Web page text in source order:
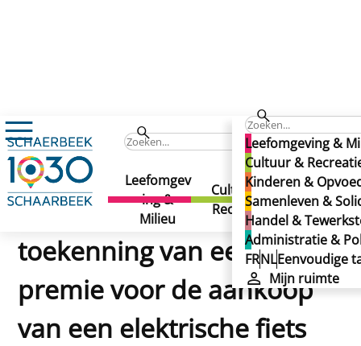
Leefomgeving &
Cultuur &
Kinderen &
Samenleven &
Handel &
Administratie &
FRNLEenvoudige
Mijn ruimte
Leefomgev
ing &
Milieu
Cultuur &
Recreatie
Kinderen
&
Opvoeding
Nieuw reglement betreffende de toekenning van een
Nieuw reglement
betreffende de
toekenning van een
premie voor de aankoop
van een elektrische fiets